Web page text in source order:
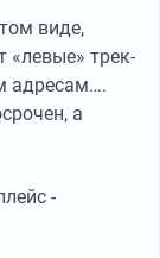
виде,
«левые» трек-
адресам….
а
-